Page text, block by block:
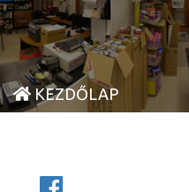
KEZDŐLAP